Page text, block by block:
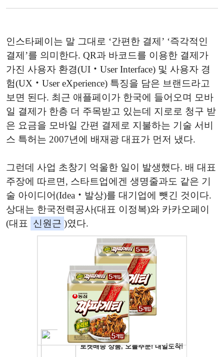
인스타페이는 말 그대로 ‘간편한 결제’ ‘즉각적인
결제’를 의미한다. QR과 바코드를 이용한 결제가
가진 사용자 환경(UI‧User Interface) 및 사용자 경
험(UX‧User eXperience) 특징을 담은 브랜드라고
보면 된다. 최근 애플페이가 한국에 들어오며 모바
일 결제가 한층 더 주목받고 있는데 지로로 청구 받
은 요금을 모바일 간편 결제로 지불하는 기술 서비
스 특허는 2007년에 배재광 대표가 먼저 냈다.
그런데 사업 초창기 억울한 일이 발생했다. 배 대표
주장에 따르면, 스타트업에겐 생명줄과도 같은 기
술 아이디어(Idea‧발상)를 대기업에 뺏긴 것이다.
상대는 한국전력공사(대표 이정복)와 카카오페이
(대표
신원근 )였다.